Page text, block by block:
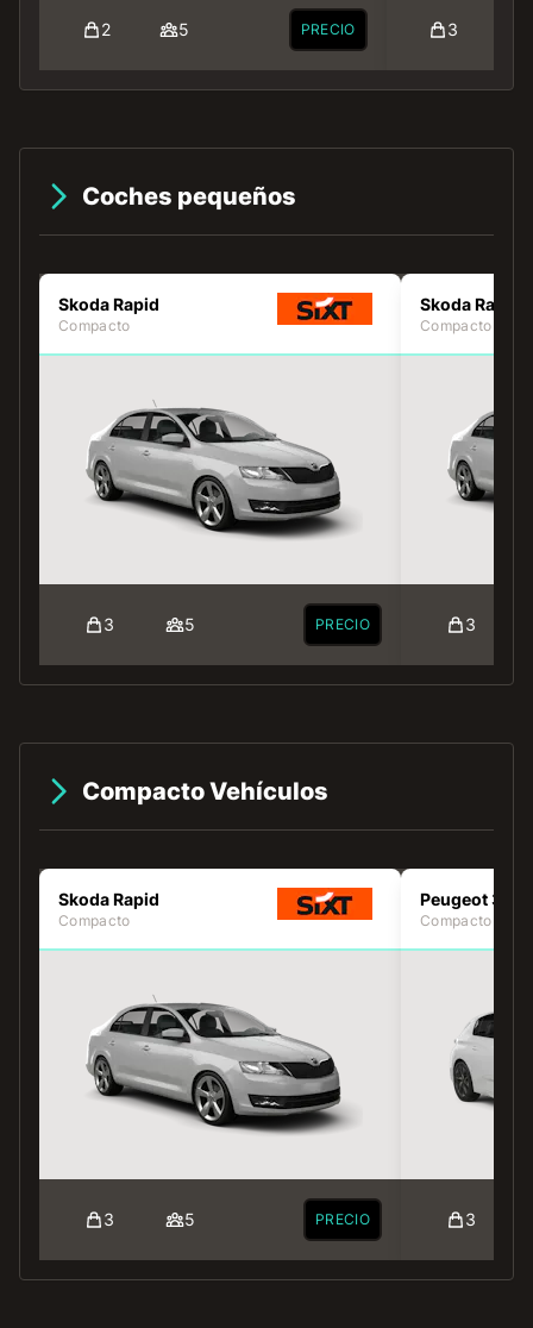
2 5 PRECIO 3
Coches pequeños
Skoda Rapid
Compacto
3 5 PRECIO
Skoda Rapid
Compacto
3
Compacto Vehículos
Skoda Rapid
Compacto
3 5 PRECIO
Peugeot 308
Compacto
3